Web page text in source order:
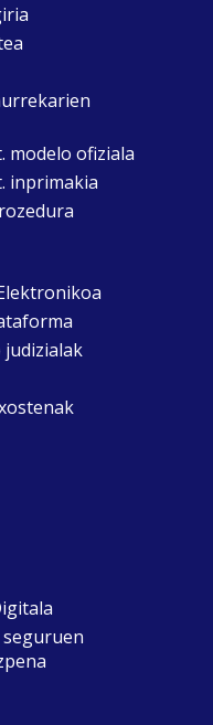
modelo ofiziala
inprimakia